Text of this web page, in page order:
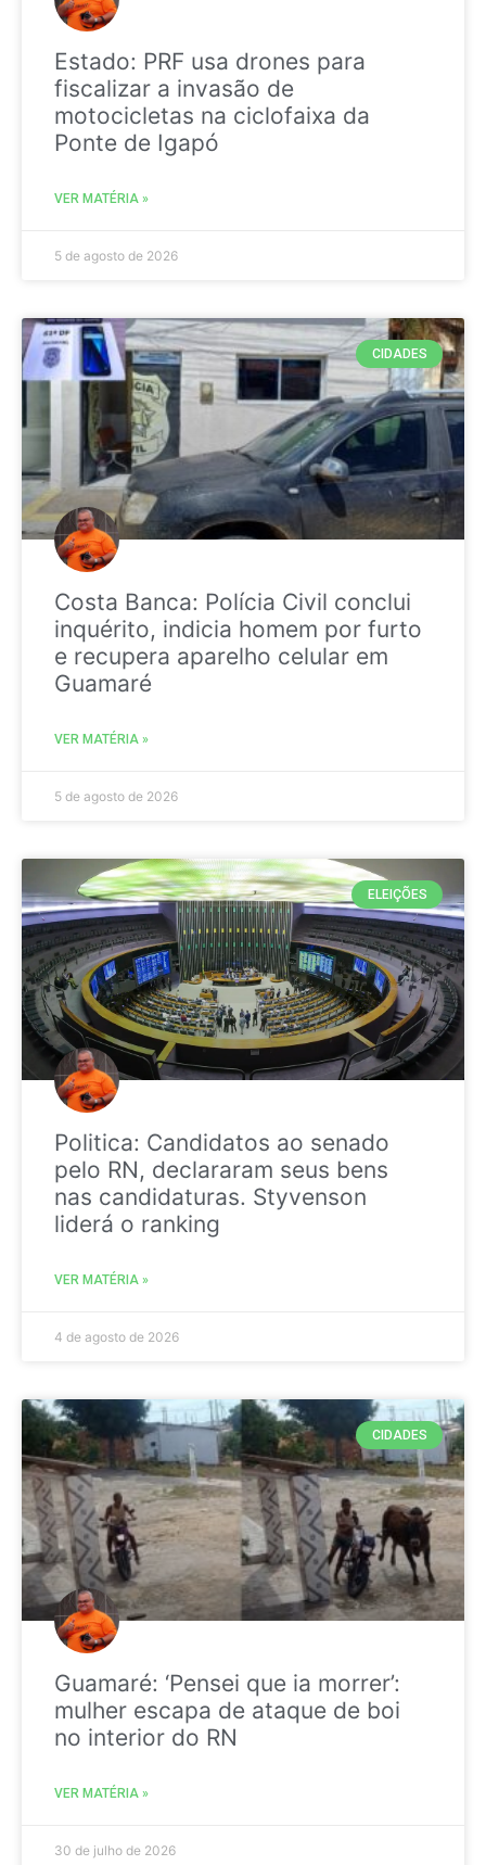
Estado: PRF usa drones para
fiscalizar a invasão de
motocicletas na ciclofaixa da
Ponte de Igapó
VER MATÉRIA »
5 de agosto de 2026
CIDADES
Costa Banca: Polícia Civil conclui
inquérito, indicia homem por furto
e recupera aparelho celular em
Guamaré
VER MATÉRIA »
5 de agosto de 2026
ELEIÇÕES
Politica: Candidatos ao senado
pelo RN, declararam seus bens
nas candidaturas. Styvenson
liderá o ranking
VER MATÉRIA »
4 de agosto de 2026
CIDADES
Guamaré: ‘Pensei que ia morrer’:
mulher escapa de ataque de boi
no interior do RN
VER MATÉRIA »
30 de julho de 2026